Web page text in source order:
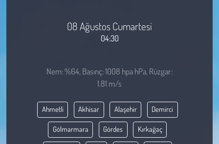
08 Ağustos Cumartesi
04:30
Nem: %64, Basınç: 1008 hpa hPa, Rüzgar:
1.81 m/s
Ahmetli Akhisar Alaşehir Demirci
Gölmarmara Gördes Kırkağaç
Hayvan Hakları